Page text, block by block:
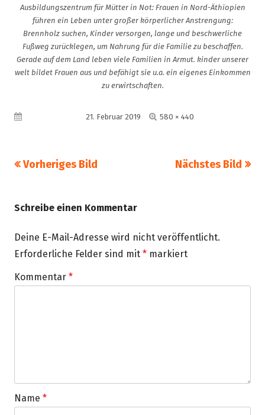
Ausbildungszentrum für Mütter in Not: Frauen in Nord-Äthiopien
führen ein Leben unter großer körperlicher Anstrengung:
Brennholz suchen, Kinder versorgen, lange und beschwerliche
Fußweg zurücklegen, um Nahrung für die Familie zu beschaffen.
Gerade auf dem Land leben viele Familien in Armut. kinder unserer
welt bildet Frauen aus und befähigt sie u.a. ein eigenes Einkommen
zu erwirtschaften.
Veröffentlicht am21. Februar 2019 Volle
580 × 440
Vorheriges Bild Nächstes Bild
Schreibe einen Kommentar
Deine E-Mail-Adresse wird nicht veröffentlicht.
Erforderliche Felder sind mit * markiert
Kommentar *
Name *